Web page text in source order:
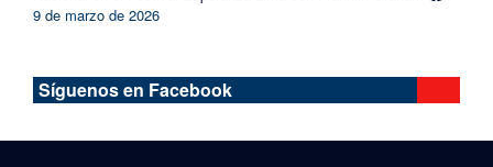
9 de marzo de 2026
Síguenos en Facebook